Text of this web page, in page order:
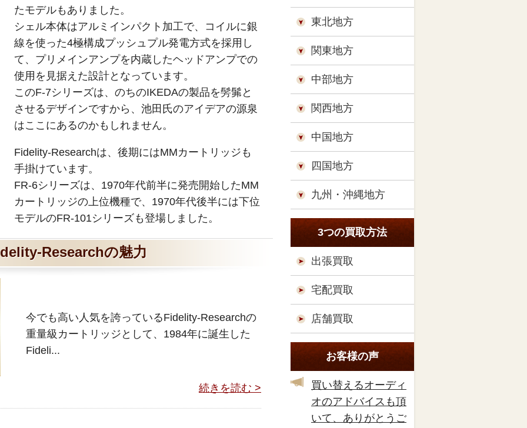
たモデルもありました。
シェル本体はアルミインパクト加工で、コイルに銀
線を使った4極構成プッシュプル発電方式を採用し
て、プリメインアンプを内蔵したヘッドアンプでの
使用を見据えた設計となっています。
このF-7シリーズは、のちのIKEDAの製品を髣髴と
させるデザインですから、池田氏のアイデアの源泉
はここにあるのかもしれません。
Fidelity-Researchは、後期にはMMカートリッジも
手掛けています。
FR-6シリーズは、1970年代前半に発売開始したMM
カートリッジの上位機種で、1970年代後半には下位
モデルのFR-101シリーズも登場しました。
Researchの魅力
今でも高い人気を誇っているFidelity-Researchの
重量級カートリッジとして、1984年に誕生した
Fideli...
続きを読む >
東北地方
関東地方
中部地方
関西地方
中国地方
四国地方
九州・沖縄地方
3つの買取方法
出張買取
宅配買取
店舗買取
お客様の声
買い替えるオーディ
オのアドバイスも頂
いて、ありがとうご